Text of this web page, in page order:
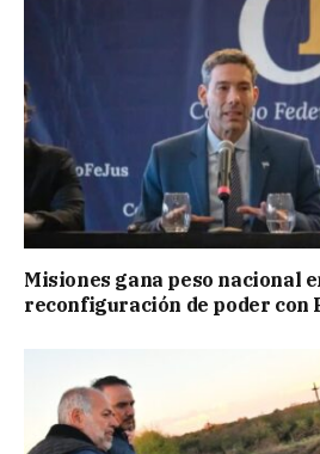
Misiones gana peso nacional
reconfiguración de poder con